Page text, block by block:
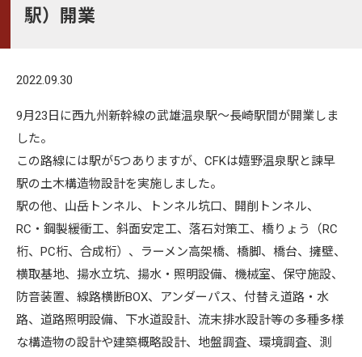
駅）開業
2022.09.30
9月23日に西九州新幹線の武雄温泉駅～長崎駅間が開業しま
した。
この路線には駅が5つありますが、CFKは嬉野温泉駅と諫早
駅の土木構造物設計を実施しました。
駅の他、山岳トンネル、トンネル坑口、開削トンネル、
RC・鋼製緩衝工、斜面安定工、落石対策工、橋りょう（RC
桁、PC桁、合成桁）、ラーメン高架橋、橋脚、橋台、擁壁、
横取基地、揚水立坑、揚水・照明設備、機械室、保守施設、
防音装置、線路横断BOX、アンダーパス、付替え道路・水
路、道路照明設備、下水道設計、流末排水設計等の多種多様
な構造物の設計や建築概略設計、地盤調査、環境調査、測